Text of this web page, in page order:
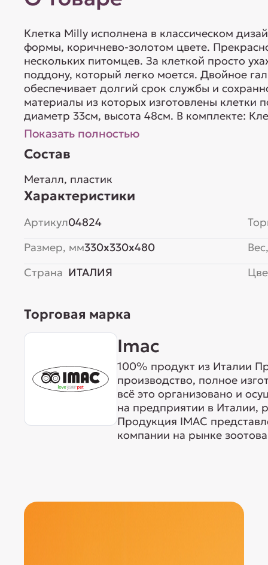
Клетка Milly исполнена в классическом
формы, коричнево-золотом цвете.
нескольких питомцев. За клеткой просто
поддону, который легко моется. Двойное
обеспечивает долгий срок службы и
материалы из которых изготовлены клетки
диаметр 33см, высота 48см. В комплекте:
Показать полностью
Состав
Металл, пластик
Характеристики
Артикул04824
Размер, мм330x330x480
Страна ИТАЛИЯ
Торговая марка
Imac
100% продукт из Италии
производство, полное
всё это организовано и
на предприятии в Италии,
Продукция IMAC
компании на рынке